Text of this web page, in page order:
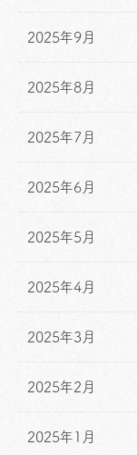
2025年9月
2025年8月
2025年7月
2025年6月
2025年5月
2025年4月
2025年3月
2025年2月
2025年1月